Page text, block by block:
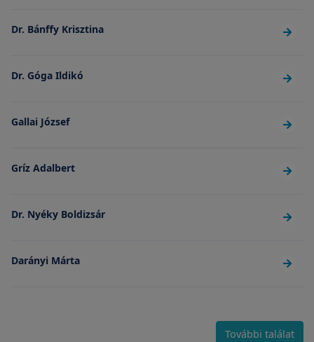
Dr. Bánffy Krisztina
Dr. Góga Ildikó
Gallai József
Gríz Adalbert
Dr. Nyéky Boldizsár
Darányi Márta
További találat